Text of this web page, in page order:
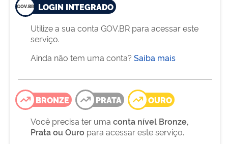
LOGIN INTEGRADO
Utilize a sua conta GOV.BR para acessar este
serviço.
Ainda não tem uma conta? Saiba mais
BRONZE PRATA
OURO
Você precisa ter uma conta nível Bronze,
Prata ou Ouro para acessar este serviço.